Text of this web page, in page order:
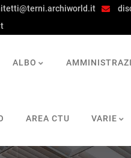
ALBO
AREA CTU VARIE